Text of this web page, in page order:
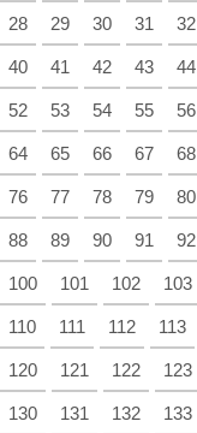
28 29 30 31 32
40 41 42 43 44
52 53 54 55 56
64 65 66 67 68
76 77 78 79 80
88 89 90 91 92
100 101 102 103
110 111 112 113
120 121 122 123
130 131 132 133